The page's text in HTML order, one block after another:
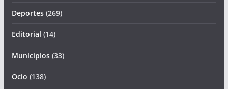
Deportes(269)
Editorial (14)
Municipios(33)
Ocio (138)